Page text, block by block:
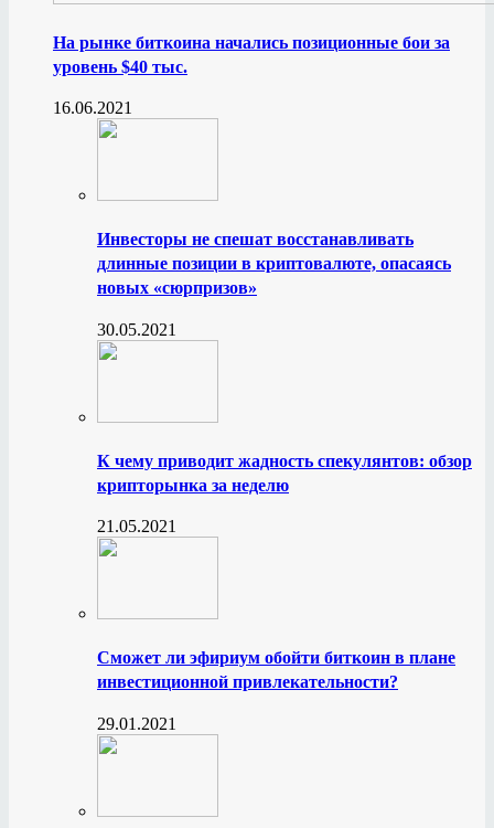
На рынке биткоина начались позиционные бои за
уровень $40 тыс.
16.06.2021
Инвесторы не спешат восстанавливать
длинные позиции в криптовалюте, опасаясь
новых «сюрпризов»
30.05.2021
К чему приводит жадность спекулянтов: обзор
крипторынка за неделю
21.05.2021
Сможет ли эфириум обойти биткоин в плане
инвестиционной привлекательности?
29.01.2021